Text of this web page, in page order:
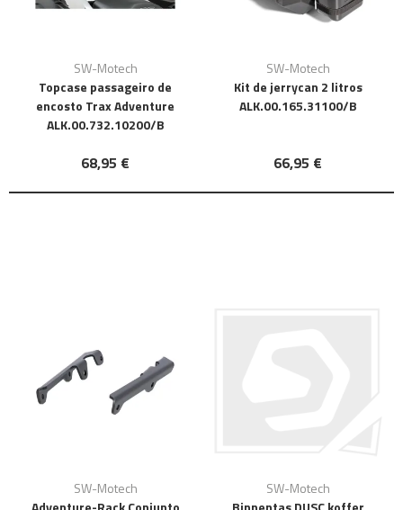
SW-Motech
Topcase passageiro de
encosto Trax Adventure
ALK.00.732.10200/B
68,95 €
SW-Motech
Kit de jerrycan 2 litros
ALK.00.165.31100/B
66,95 €
SW-Motech
SW-Motech